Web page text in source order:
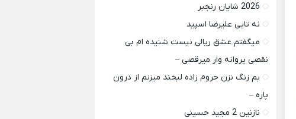
2026 شایان رنجبر
نه تایی علیرضا اسپید
میگفتم عشق ریالی نیست شنیده ام بی
نقصی پروانه وار میرقصی –
بم زنگ نزن حروم زاده لبخند میزنم از درون
پاره –
نازنین 2 مجید حسینی